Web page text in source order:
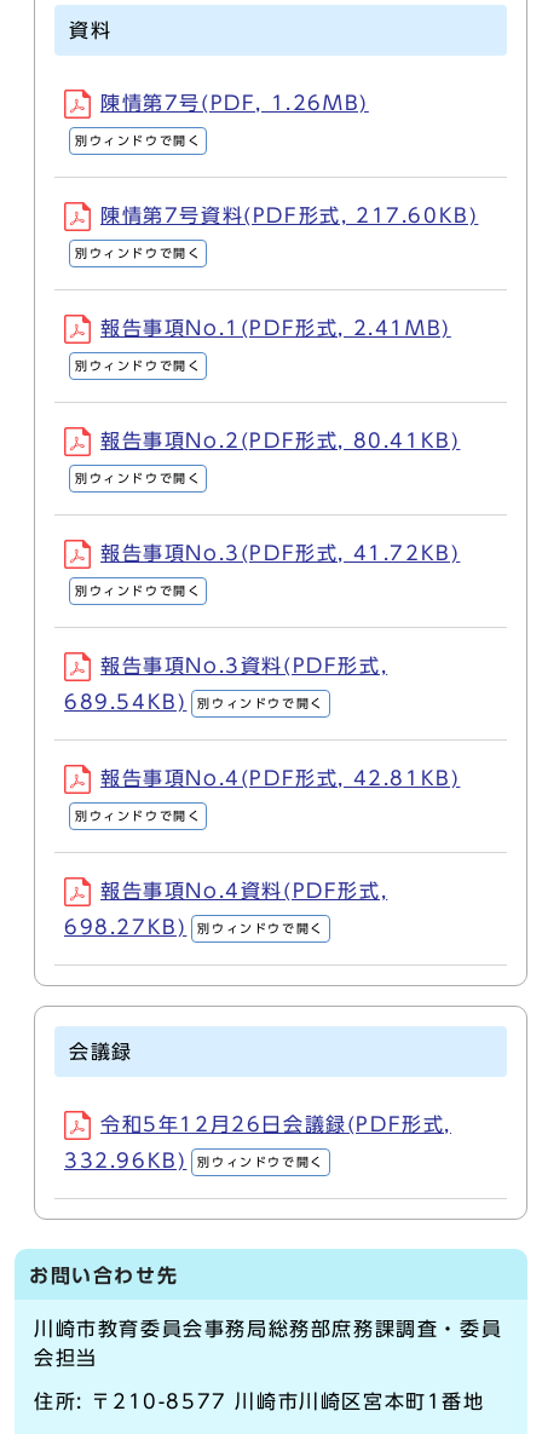
資料
陳情第7号(PDF, 1.26MB)
別ウィンドウで開く
陳情第7号資料(PDF形式, 217.60KB)
別ウィンドウで開く
報告事項No.1(PDF形式, 2.41MB)
別ウィンドウで開く
報告事項No.2(PDF形式, 80.41KB)
別ウィンドウで開く
報告事項No.3(PDF形式, 41.72KB)
別ウィンドウで開く
報告事項No.3資料(PDF形式,
689.54KB)
別ウィンドウで開く
報告事項No.4(PDF形式, 42.81KB)
別ウィンドウで開く
報告事項No.4資料(PDF形式,
698.27KB)
別ウィンドウで開く
会議録
令和5年12月26日会議録(PDF形式,
332.96KB)
別ウィンドウで開く
お問い合わせ先
川崎市教育委員会事務局総務部庶務課調査・委員
会担当
住所: 〒210-8577 川崎市川崎区宮本町1番地